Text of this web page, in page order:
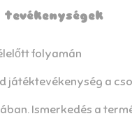
folyamán
játéktevékenység a
Ismerkedés a